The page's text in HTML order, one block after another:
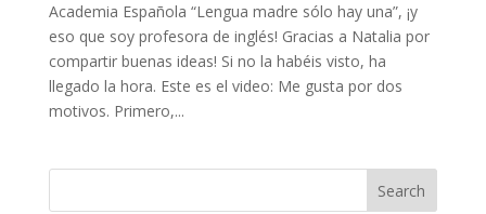
Academia Española “Lengua madre sólo hay una”, ¡y
eso que soy profesora de inglés! Gracias a Natalia por
compartir buenas ideas! Si no la habéis visto, ha
llegado la hora. Este es el video: Me gusta por dos
motivos. Primero,...